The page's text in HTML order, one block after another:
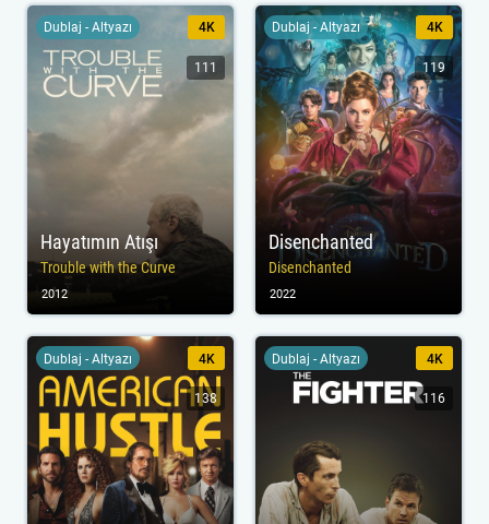
Hayatımın Atışı
Trouble with the Curve
Dublaj - Altyazı 4K
111
2012
Disenchanted
Disenchanted
Dublaj - Altyazı 4K
119
2022
Dublaj - Altyazı 4K
138
Dublaj - Altyazı 4K
116